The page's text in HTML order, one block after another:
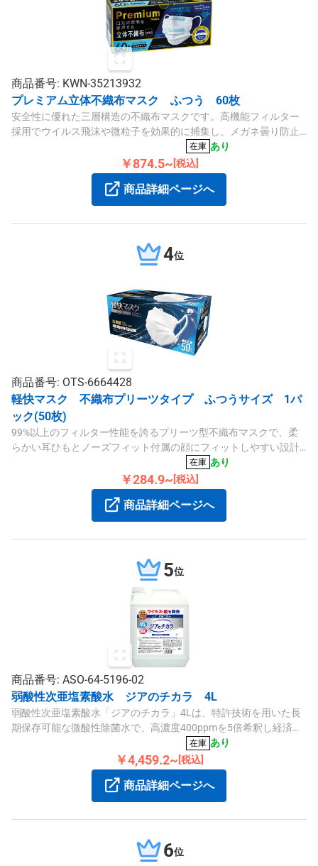
商品番号: KWN-35213932
プレミアム立体不織布マスク ふつう 60枚
安全性に優れた三層構造の不織布マスクです。高機能フィルター
採用でウイルス飛沫や微粒子を効果的に捕集し、メガネ曇り防止
在庫 あり
￥874.5~ [税込]
商品詳細ページへ
4位
商品番号: OTS-6664428
軽快マスク 不織布プリーツタイプ ふつうサイズ 1パ
ック(50枚)
99%以上のフィルター性能を誇るプリーツ型不織布マスクで、柔
らかい耳ひもとノーズフィット付属の顔にフィットしやすい設計
在庫 あり
￥284.9~[税込]
商品詳細ページへ
5位
商品番号: ASO-64-5196-02
弱酸性次亜塩素酸水 ジアのチカラ 4L
弱酸性次亜塩素酸水「ジアのチカラ」4Lは、特許技術を用いた長
期保存可能な微酸性除菌水で、高濃度400ppmを5倍希釈し経済的
在庫 あり
￥4,459.2~ [税込]
商品詳細ページへ
6位